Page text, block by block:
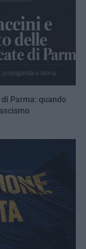
Parma: quando